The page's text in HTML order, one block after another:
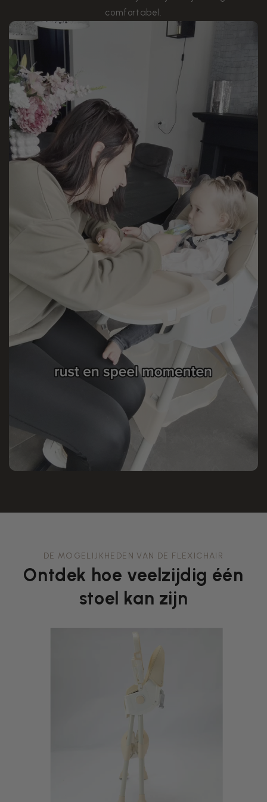
comfortabel.
DE MOGELIJKHEDEN VAN DE FLEXICHAIR
Ontdek hoe veelzijdig één
stoel kan zijn